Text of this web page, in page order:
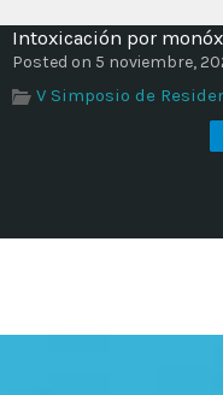
Intoxicación por
Posted on 5 noviembre,
V Simposio de